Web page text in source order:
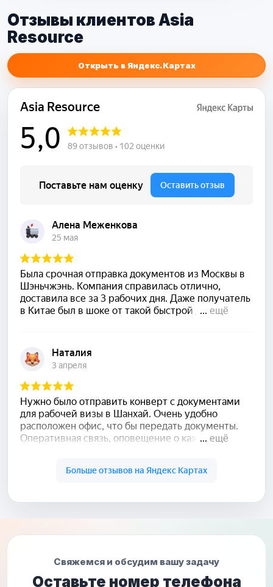
Отзывы клиентов Asia
Resource
Открыть в Яндекс.Картах
Свяжемся и обсудим вашу задачу
Оставьте номер телефона